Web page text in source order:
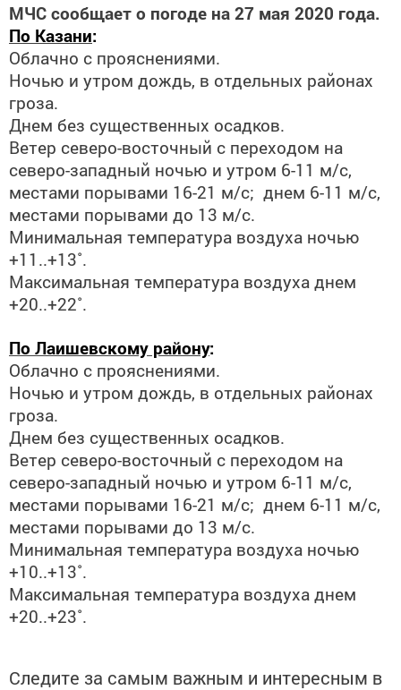
МЧС сообщает о погоде на 27 мая 2020 года.
По Казани:
Облачно с прояснениями.
Ночью и утром дождь, в отдельных районах
гроза.
Днем без существенных осадков.
Ветер северо-восточный с переходом на
северо-западный ночью и утром 6-11 м/с,
местами порывами 16-21 м/с; днем 6-11 м/с,
местами порывами до 13 м/с.
Минимальная температура воздуха ночью
+11..+13˚.
Максимальная температура воздуха днем
+20..+22˚.
По Лаишевскому району:
Облачно с прояснениями.
Ночью и утром дождь, в отдельных районах
гроза.
Днем без существенных осадков.
Ветер северо-восточный с переходом на
северо-западный ночью и утром 6-11 м/с,
местами порывами 16-21 м/с; днем 6-11 м/с,
местами порывами до 13 м/с.
Минимальная температура воздуха ночью
+10..+13˚.
Максимальная температура воздуха днем
+20..+23˚.
Следите за самым важным и интересным в